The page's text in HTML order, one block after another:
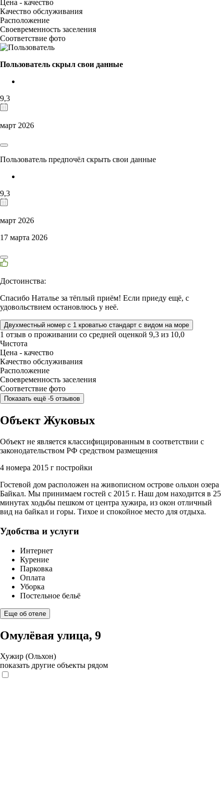
Цена - качество
Качество обслуживания
Расположение
Своевременность заселения
Соответствие фото
Пользователь скрыл свои данные
9,3
март 2026
Пользователь предпочёл скрыть свои данные
9,3
март 2026
17 марта 2026
Достоинства:
Спасибо Наталье за тёплый приём! Если приеду ещё, с
удовольствием остановлюсь у неё.
Двухместный номер с 1 кроватью стандарт с видом на море
1 отзыв о проживании со средней оценкой 9,3 из 10,0
Чистота
Цена - качество
Качество обслуживания
Расположение
Своевременность заселения
Соответствие фото
Показать ещё -5 отзывов
Объект Жуковых
Объект не является классифицированным в соответствии с
законодательством РФ средством размещения
4 номера 2015 г постройки
Гостевой дом расположен на живописном острове ольхон озера
Байкал. Мы принимаем гостей с 2015 г. Наш дом находится в 25
минутах ходьбы пешком от центра хужира, из окон отличный
вид на байкал и горы. Тихое и спокойное место для отдыха.
Удобства и услуги
Интернет
Курение
Парковка
Оплата
Уборка
Постельное бельё
Еще об отеле
Омулёвая улица, 9
Хужир (Ольхон)
показать другие объекты рядом